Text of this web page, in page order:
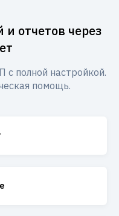
отчетов через
полной настройкой.
помощь.